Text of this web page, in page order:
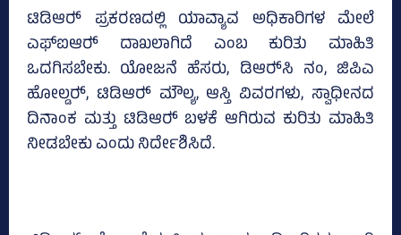
ಟಿಡಿಆರ್‍‌ ಪ್ರಕರಣದಲ್ಲಿ ಯಾವ್ಯಾವ ಅಧಿಕಾರಿಗಳ ಮೇಲೆ
ಎಫ್‌ಐಆರ್‍‌ ದಾಖಲಾಗಿದೆ ಎಂಬ ಕುರಿತು ಮಾಹಿತಿ
ಒದಗಿಸಬೇಕು. ಯೋಜನೆ ಹೆಸರು, ಡಿಆರ್‍‌ಸಿ ನಂ, ಜಿಪಿಎ
ಹೋಲ್ಡರ್‍‌, ಟಿಡಿಆರ್‍‌ ಮೌಲ್ಯ, ಆಸ್ತಿ ವಿವರಗಳು, ಸ್ವಾಧೀನದ
ದಿನಾಂಕ ಮತ್ತು ಟಿಡಿಆರ್‍‌ ಬಳಕೆ ಆಗಿರುವ ಕುರಿತು ಮಾಹಿತಿ
ನೀಡಬೇಕು ಎಂದು ನಿರ್ದೇಶಿಸಿದೆ.